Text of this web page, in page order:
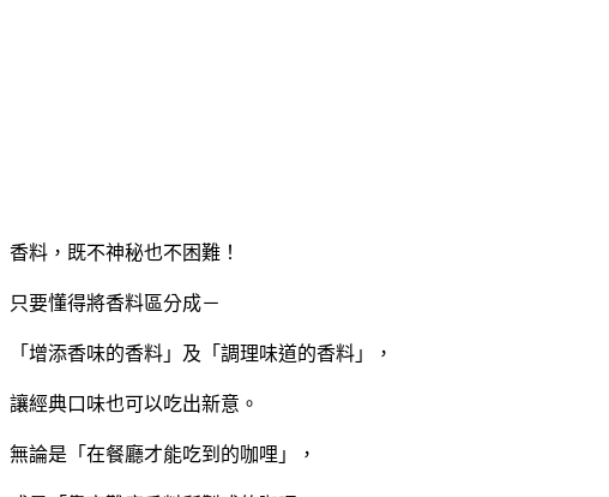
香料，既不神秘也不困難！
只要懂得將香料區分成－
「增添香味的香料」及「調理味道的香料」，
讓經典口味也可以吃出新意。
無論是「在餐廳才能吃到的咖哩」，